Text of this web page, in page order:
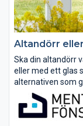
Altandörr
Ska din altandörr
eller med ett glas
alternativen som